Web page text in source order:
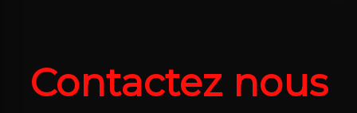
Contactez nous